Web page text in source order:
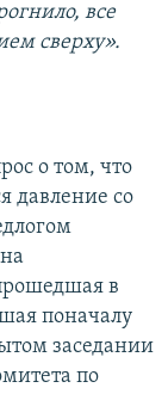
все
сверху».
о том, что
давление со
в
поначалу
заседании
по